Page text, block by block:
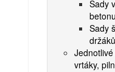
Sady
betonu
Sady
držáků
vrtáky,